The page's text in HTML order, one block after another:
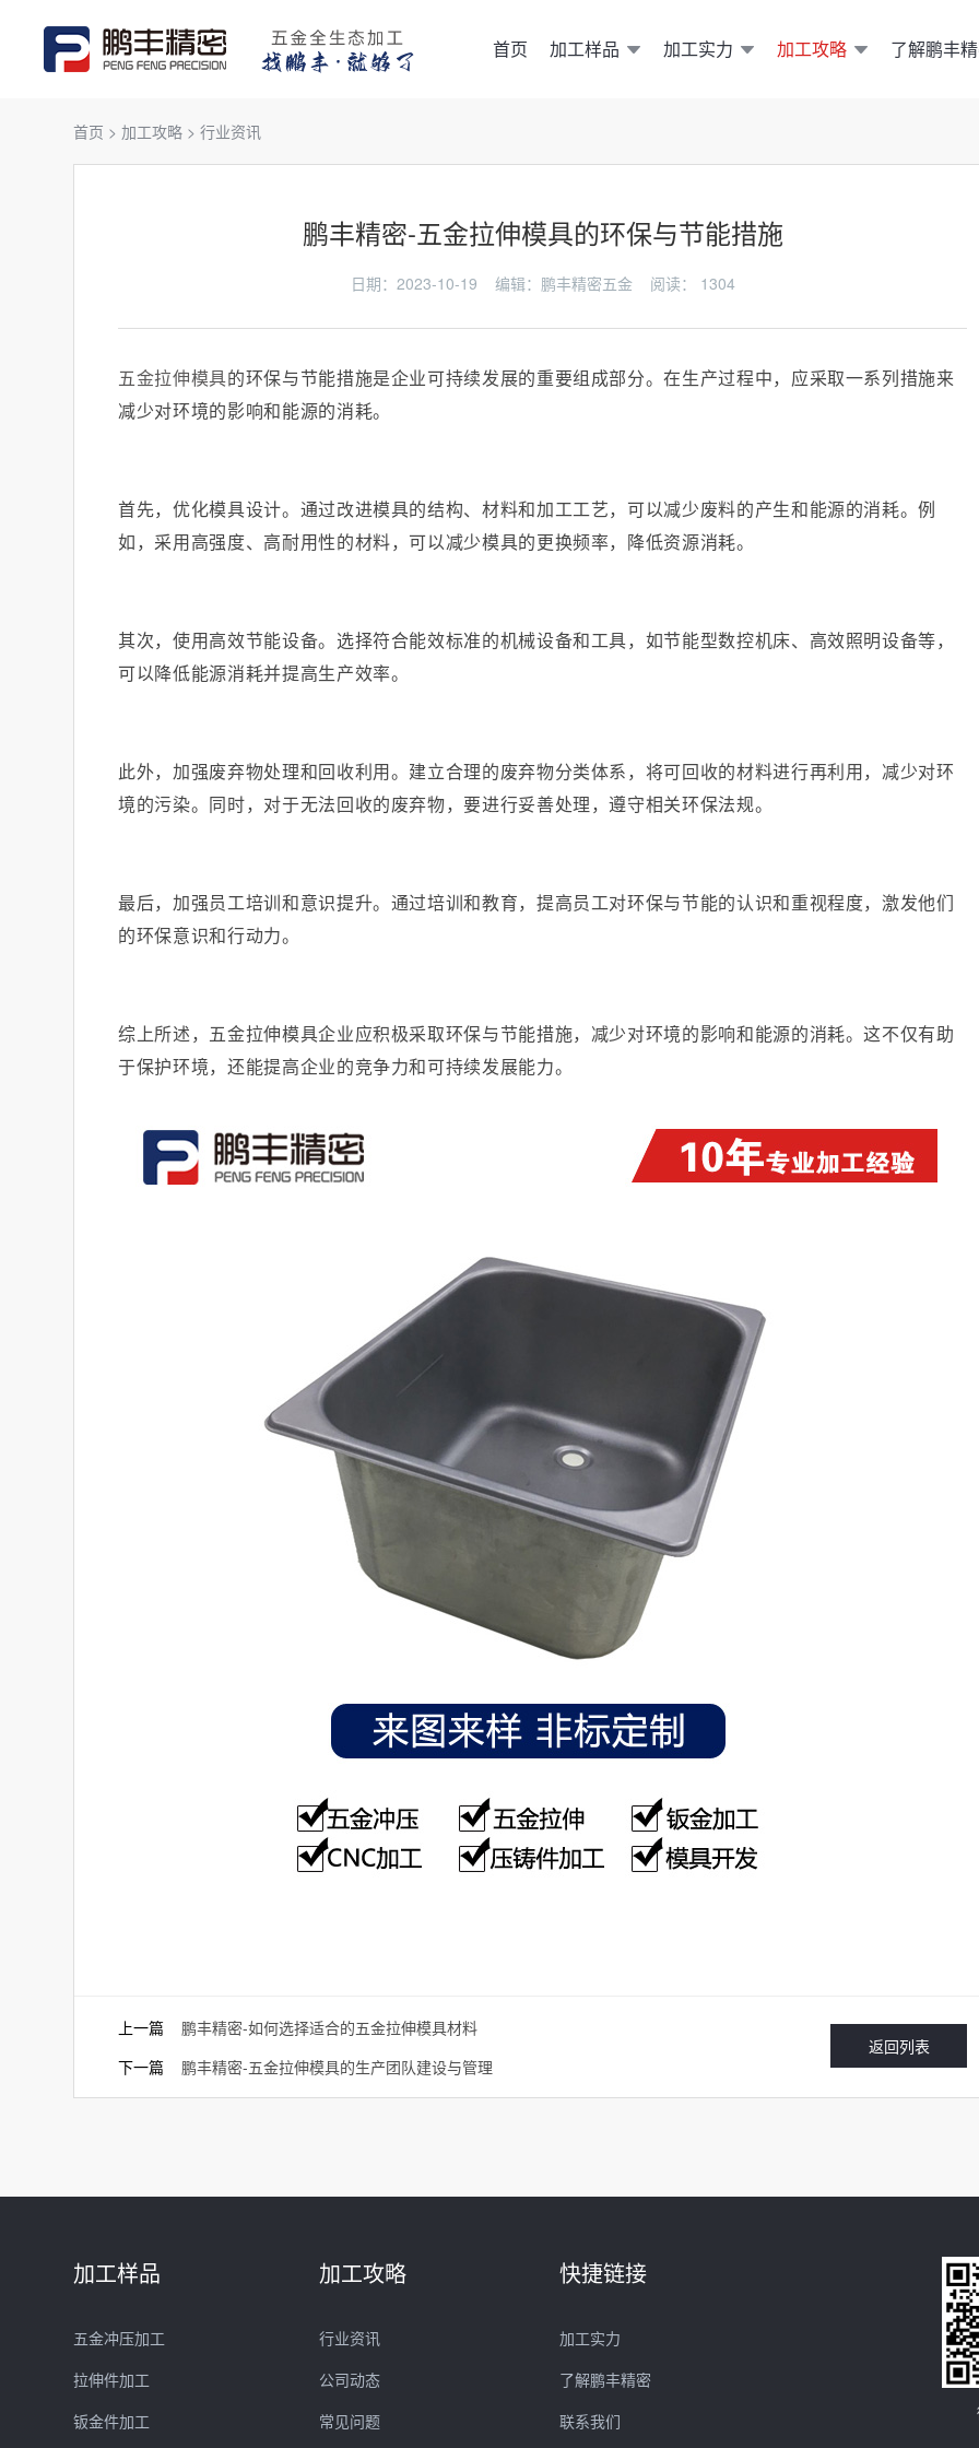
首页 加工样品 加工实力 加工攻略 了解鹏丰
首页 >加工攻略 >行业资讯
鹏丰精密-五金拉伸模具的环保与节能措施
日期：2023-10-19 编辑：鹏丰精密五金 阅读： 1304
五金拉伸模具的环保与节能措施是企业可持续发展的重要组成部分。在生产过程中，应采取一系列措施来
减少对环境的影响和能源的消耗。
首先，优化模具设计。通过改进模具的结构、材料和加工工艺，可以减少废料的产生和能源的消耗。例
如，采用高强度、高耐用性的材料，可以减少模具的更换频率，降低资源消耗。
其次，使用高效节能设备。选择符合能效标准的机械设备和工具，如节能型数控机床、高效照明设备等，
可以降低能源消耗并提高生产效率。
此外，加强废弃物处理和回收利用。建立合理的废弃物分类体系，将可回收的材料进行再利用，减少对环
境的污染。同时，对于无法回收的废弃物，要进行妥善处理，遵守相关环保法规。
最后，加强员工培训和意识提升。通过培训和教育，提高员工对环保与节能的认识和重视程度，激发他们
的环保意识和行动力。
综上所述，五金拉伸模具企业应积极采取环保与节能措施，减少对环境的影响和能源的消耗。这不仅有助
于保护环境，还能提高企业的竞争力和可持续发展能力。
返回列表
上一篇鹏丰精密-如何选择适合的五金拉伸模具材料
下一篇鹏丰精密-五金拉伸模具的生产团队建设与管理
加工样品
五金冲压加工
拉伸件加工
钣金件加工
加工攻略
行业资讯
公司动态
常见问题
快捷链接
加工实力
了解鹏丰精密
联系我们